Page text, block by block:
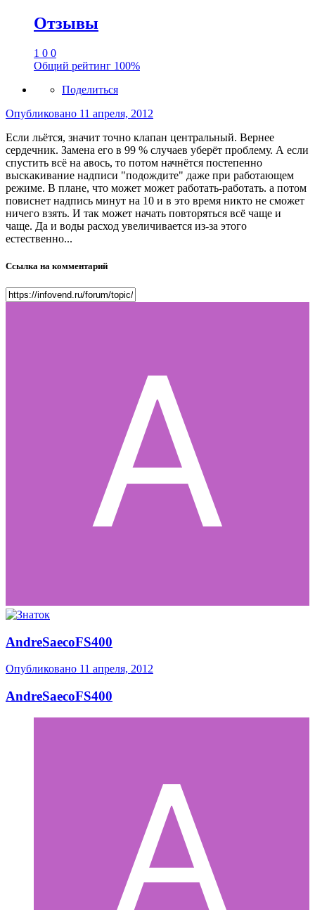
Отзывы
1 0 0
Общий рейтинг 100%
Поделиться
Опубликовано 11 апреля, 2012
Если льётся, значит точно клапан центральный. Вернее
сердечник. Замена его в 99 % случаев уберёт проблему. А если
спустить всё на авось, то потом начнётся постепенно
выскакивание надписи "подождите" даже при работающем
режиме. В плане, что может может работать-работать. а потом
повиснет надпись минут на 10 и в это время никто не сможет
ничего взять. И так может начать повторяться всё чаще и
чаще. Да и воды расход увеличивается из-за этого
естественно...
Ссылка на комментарий
AndreSaecoFS400
Опубликовано 11 апреля, 2012
AndreSaecoFS400